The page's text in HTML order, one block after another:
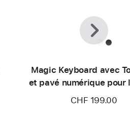
Magic Keyboard avec
et pavé numérique pour
avec puce Apple
CHF 199.00
Précédent
Suivant